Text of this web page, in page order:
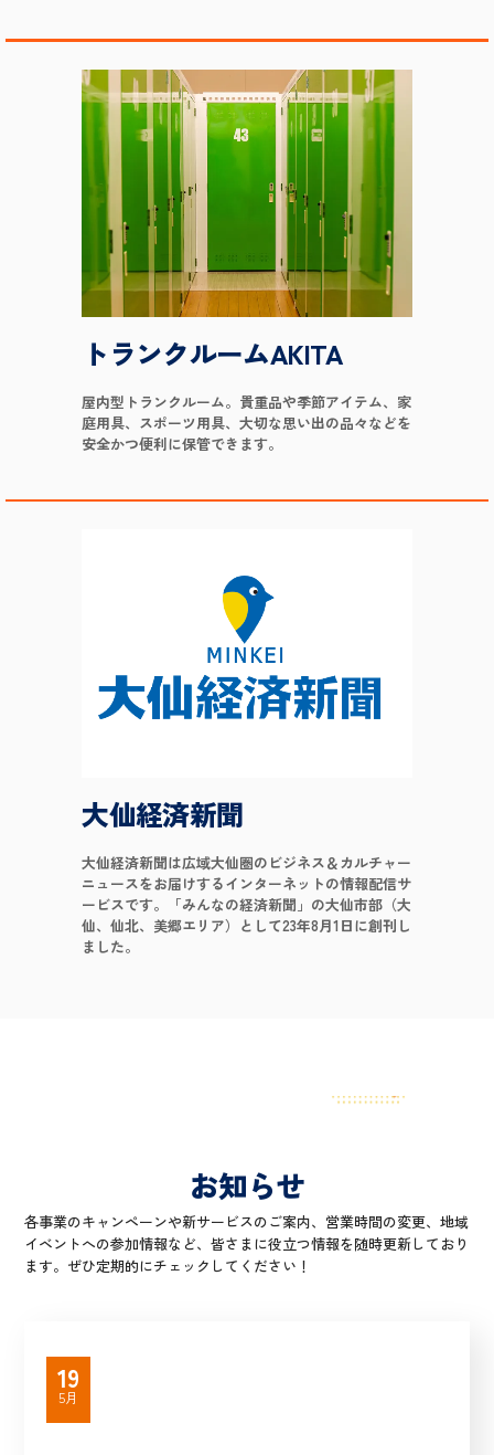
トランクルームAKITA
屋内型トランクルーム。貴重品や季節アイテム、家
庭用具、スポーツ用具、大切な思い出の品々などを
安全かつ便利に保管できます。
大仙経済新聞
大仙経済新聞は広域大仙圏のビジネス＆カルチャー
ニュースをお届けするインターネットの情報配信サ
ービスです。「みんなの経済新聞」の大仙市部（大
仙、仙北、美郷エリア）として23年8月1日に創刊し
ました。
お知らせ
各事業のキャンペーンや新サービスのご案内、営業時間の変更、地域
イベントへの参加情報など、皆さまに役立つ情報を随時更新しており
ます。ぜひ定期的にチェックしてください！
19
5月